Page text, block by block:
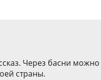
Через басни можно
страны.